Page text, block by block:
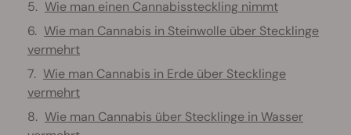
Wie man einen Cannabissteckling nimmt
Wie man Cannabis in Steinwolle über Stecklinge
vermehrt
Wie man Cannabis in Erde über Stecklinge
vermehrt
Wie man Cannabis über Stecklinge in Wasser